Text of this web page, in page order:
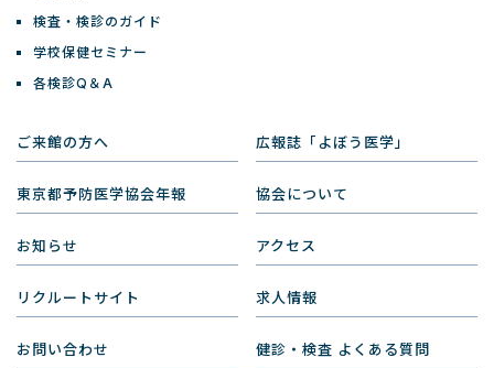
検査・検診のガイド
学校保健セミナー
各検診Q＆A
ご来館の方へ 広報誌「よぼう医学」
東京都予防医学協会年報 協会について
お知らせ アクセス
リクルートサイト 求人情報
お問い合わせ 健診・検査 よくある質問